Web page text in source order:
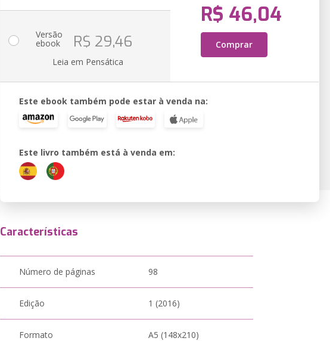
R$ 46,04
Comprar
Versão
ebook R$ 29,46
Leia em Pensática
Este ebook também pode estar à venda na:
Este livro também está à venda em:
Características
Número de páginas 98
Edição 1 (2016)
Formato A5 (148x210)